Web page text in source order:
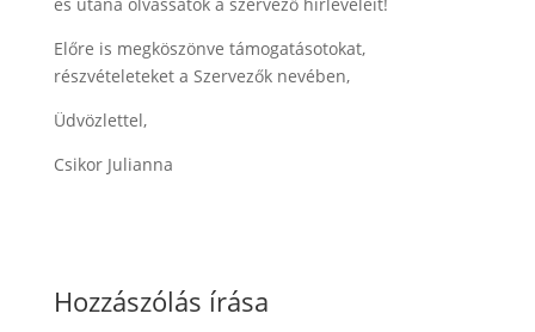
Előre is megköszönve támogatásotokat,
részvételeteket a Szervezők nevében,
Üdvözlettel,
Csikor Julianna
Hozzászólás írása